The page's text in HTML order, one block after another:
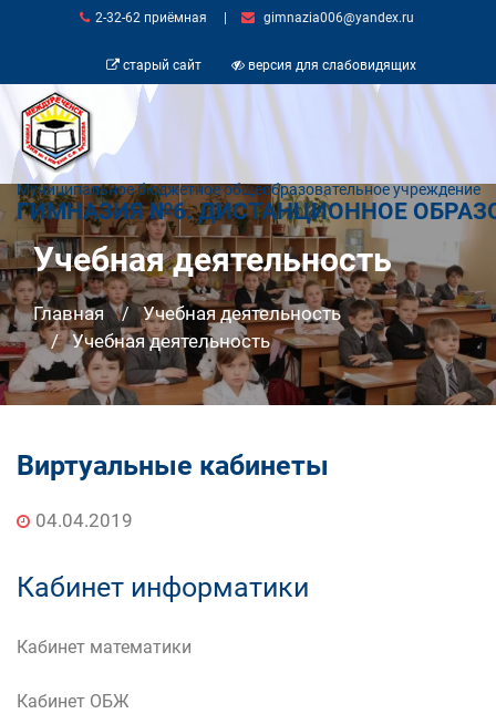
2-32-62 приёмная gimnazia006@yandex.ru
старый сайт версия для слабовидящих
Муниципальное бюджетное общеобразовательное учреждение
ГИМНАЗИЯ №6. ДИСТАНЦИОННОЕ
Учебная деятельность
Главная
Учебная деятельность
Учебная деятельность
Виртуальные кабинеты
04.04.2019
Кабинет информатики
Кабинет математики
Кабинет ОБЖ